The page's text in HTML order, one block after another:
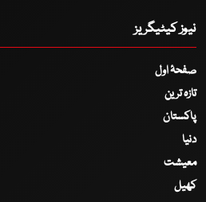
نیوز کیٹیگریز
صفحۂ اول
تازہ ترین
پاکستان
دنیا
معیشت
کھیل